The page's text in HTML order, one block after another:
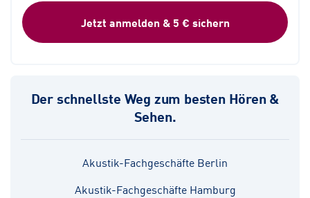
Jetzt anmelden & 5 € sichern
Der schnellste Weg zum besten Hören &
Sehen.
Akustik-Fachgeschäfte Berlin
Akustik-Fachgeschäfte Hamburg